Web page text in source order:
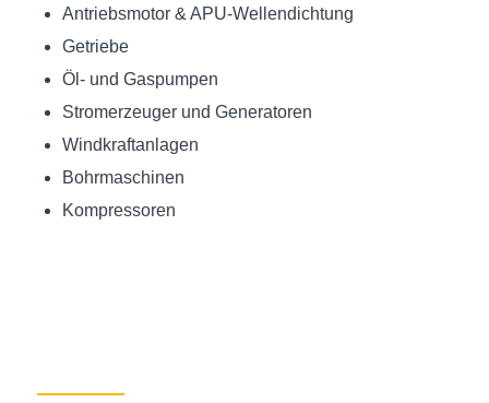
Antriebsmotor & APU-Wellendichtung
Getriebe
Öl- und Gaspumpen
Stromerzeuger und Generatoren
Windkraftanlagen
Bohrmaschinen
Kompressoren